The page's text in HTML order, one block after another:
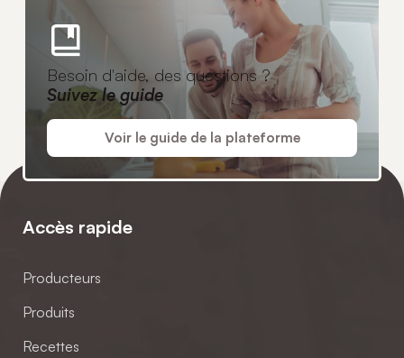
Besoin d'aide, des questions ?
Suivez le guide
Voir le guide de la plateforme
Accès rapide
Producteurs
Produits
Recettes